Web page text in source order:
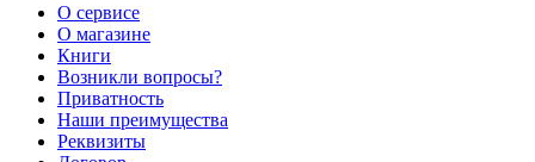
О сервисе
О магазине
Книги
Возникли вопросы?
Приватность
Наши преимущества
Реквизиты